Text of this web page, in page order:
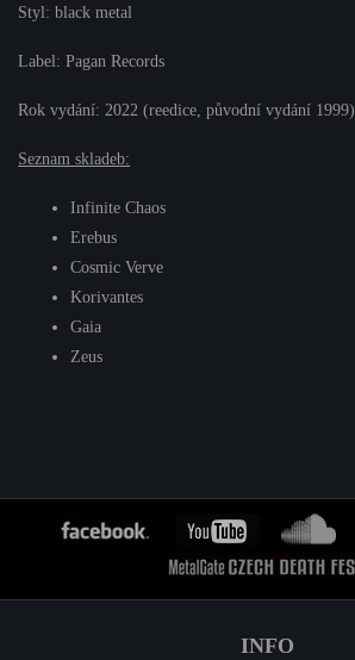
Styl: black metal
Label: Pagan Records
Rok vydání: 2022 (reedice, původní vydání 1999)
Seznam skladeb:
Infinite Chaos
Erebus
Cosmic Verve
Korivantes
Gaia
Zeus
INFO